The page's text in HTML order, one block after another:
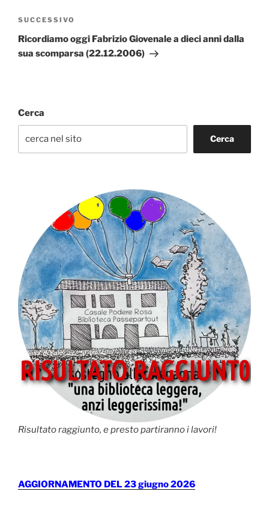
Articolo
successivo
SUCCESSIVO
Ricordiamo oggi Fabrizio Giovenale a dieci anni dalla
sua scomparsa (22.12.2006)
Cerca
Cerca
Risultato raggiunto, e presto partiranno i lavori!
AGGIORNAMENTO DEL 23 giugno 2026